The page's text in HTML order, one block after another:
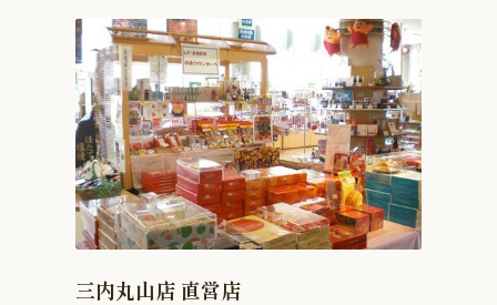
三内丸山店 直営店